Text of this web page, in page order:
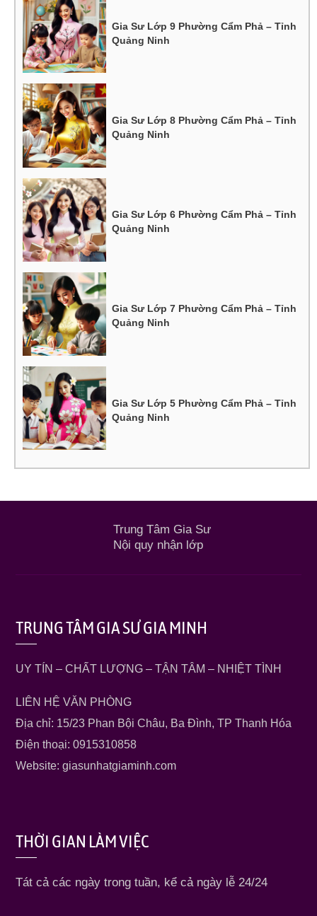
Gia Sư Lớp 9 Phường Cẩm Phả – Tỉnh
Quảng Ninh
Gia Sư Lớp 8 Phường Cẩm Phả – Tỉnh
Quảng Ninh
Gia Sư Lớp 6 Phường Cẩm Phả – Tỉnh
Quảng Ninh
Gia Sư Lớp 7 Phường Cẩm Phả – Tỉnh
Quảng Ninh
Gia Sư Lớp 5 Phường Cẩm Phả – Tỉnh
Quảng Ninh
Trung Tâm Gia Sư
Nội quy nhận lớp
TRUNG TÂM GIA SƯ GIA MINH
UY TÍN – CHẤT LƯỢNG – TẬN TÂM – NHIỆT TÌNH
LIÊN HỆ VĂN PHÒNG
Địa chỉ: 15/23 Phan Bội Châu, Ba Đình, TP Thanh Hóa
Điện thoại: 0915310858
Website: giasunhatgiaminh.com
THỜI GIAN LÀM VIỆC
Tát cả các ngày trong tuần, kể cả ngày lễ 24/24